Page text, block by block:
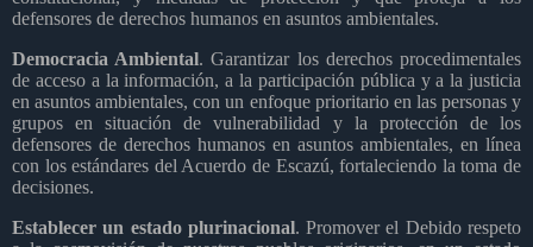
defensores de derechos humanos en asuntos ambientales.
Democracia Ambiental. Garantizar los derechos procedimentales
de acceso a la información, a la participación pública y a la justicia
en asuntos ambientales, con un enfoque prioritario en las personas y
grupos en situación de vulnerabilidad y la protección de los
defensores de derechos humanos en asuntos ambientales, en línea
con los estándares del Acuerdo de Escazú, fortaleciendo la toma de
decisiones.
Establecer un estado plurinacional. Promover el Debido respeto